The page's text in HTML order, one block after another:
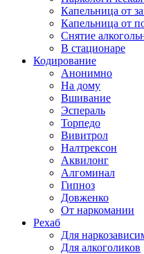
Капельница от
Капельница от
Снятие
В стационаре
Кодирование
Анонимно
На дому
Вшивание
Эспераль
Торпедо
Вивитрол
Налтрексон
Аквилонг
Алгоминал
Гипноз
Довженко
От наркомании
Рехаб
Для
Для алкоголиков